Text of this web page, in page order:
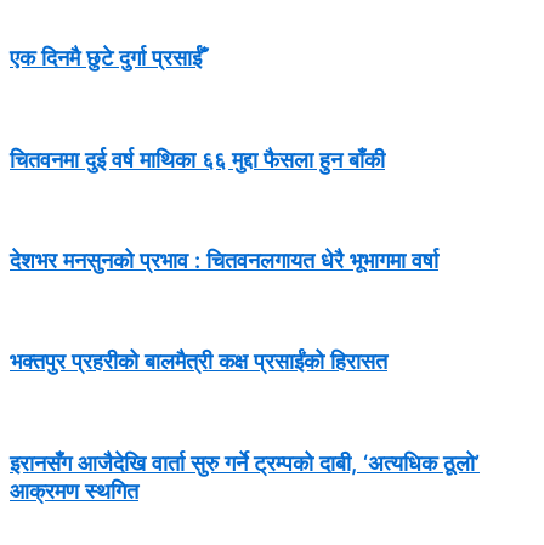
एक दिनमै छुटे दुर्गा प्रसाईँ
चितवनमा दुई वर्ष माथिका ६६ मुद्दा फैसला हुन बाँकी
देशभर मनसुनको प्रभाव : चितवनलगायत धेरै भूभागमा वर्षा
भक्तपुर प्रहरीको बालमैत्री कक्ष प्रसाईंको हिरासत
इरानसँग आजैदेखि वार्ता सुरु गर्ने ट्रम्पको दाबी, ‘अत्यधिक ठूलो’
आक्रमण स्थगित